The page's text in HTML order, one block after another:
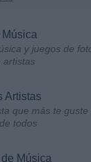
y juegos de
artistas
Artistas
que más te
todos
Música